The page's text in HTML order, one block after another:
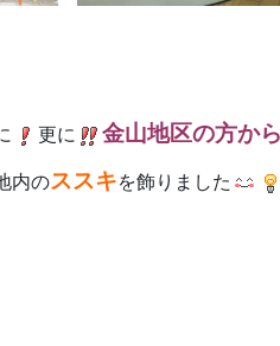
更に 金山地区の方か
内のススキを飾りました